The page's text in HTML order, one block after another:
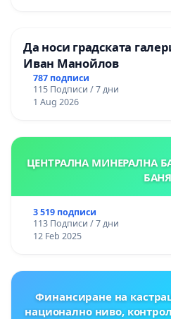
Да носи градската
Иван Манойлов
787 подписи
115 Подписи / 7 дни
1 Aug 2026
ЦЕНТРАЛНА МИНЕРАЛНА
БАНЯ
3 519 подписи
113 Подписи / 7 дни
12 Feb 2025
Финансиране на
национално ниво,